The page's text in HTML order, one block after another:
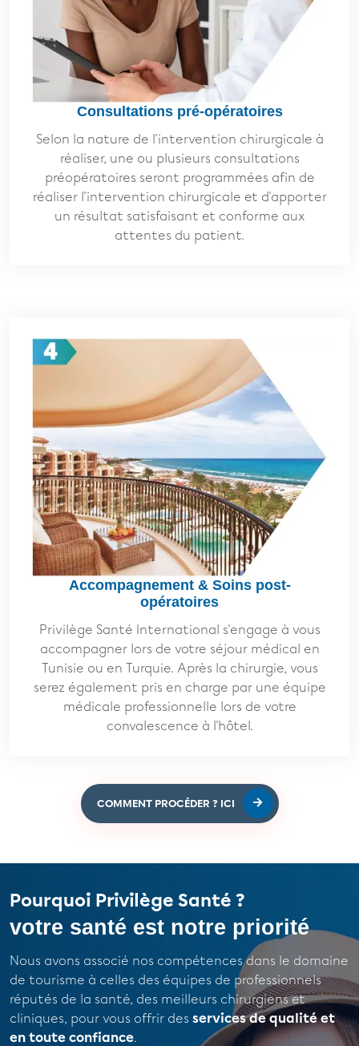
Consultations pré-opératoires
Selon la nature de l'intervention chirurgicale à
réaliser, une ou plusieurs consultations
préopératoires seront programmées afin de
réaliser l'intervention chirurgicale et d'apporter
un résultat satisfaisant et conforme aux
attentes du patient.
Accompagnement & Soins post-
opératoires
Privilège Santé International s'engage à vous
accompagner lors de votre séjour médical en
Tunisie ou en Turquie. Après la chirurgie, vous
serez également pris en charge par une équipe
médicale professionnelle lors de votre
convalescence à l'hôtel.
COMMENT PROCÉDER ? ICI
Pourquoi Privilège Santé ?
votre santé est notre priorité
Nous avons associé nos compétences dans le domaine
de tourisme à celles des équipes de professionnels
réputés de la santé, des meilleurs chirurgiens et
cliniques, pour vous offrir des services de qualité et
en toute confiance.